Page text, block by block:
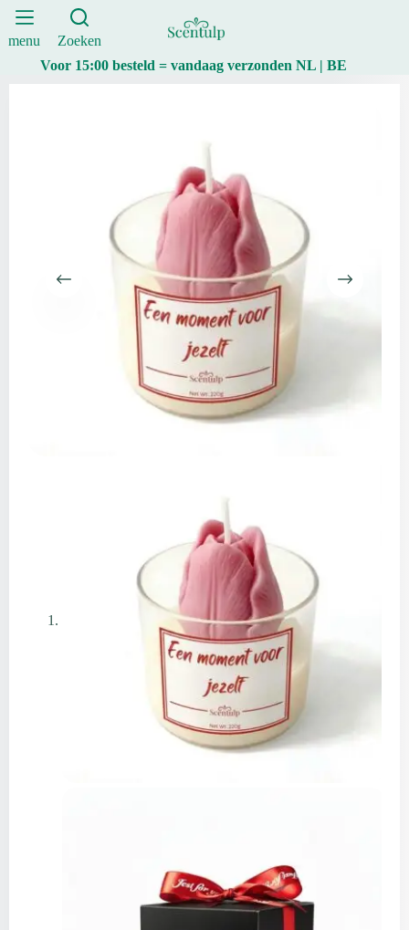
Ga
naar
demenu
Zoeken
Voor 15:00 besteld = vandaag verzonden NL | BE
jezelf”
Kokos